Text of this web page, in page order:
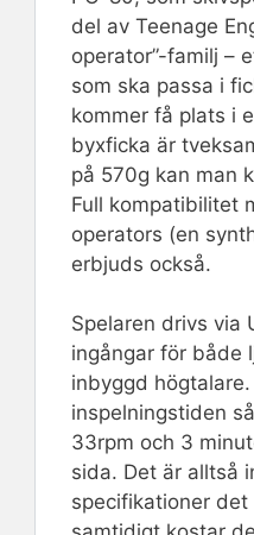
del av Teenage
operator”-familj –
som ska passa i
kommer få plats i
byxficka är
på 570g kan man
Full kompatibilitet
operators (en
erbjuds också.
Spelaren drivs via
ingångar för både
inbyggd
inspelningstiden
33rpm och 3
sida. Det är alltså
specifikationer det